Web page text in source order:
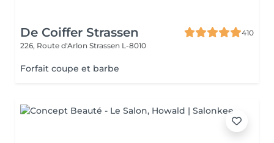
De Coiffer Strassen
410
226, Route d'Arlon Strassen L-8010
Forfait coupe et barbe